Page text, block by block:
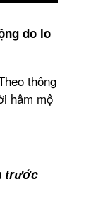
do lo
thông
hâm mộ
trước